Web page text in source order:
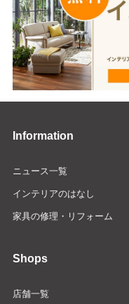
Information
ニュース一覧
インテリアのはなし
家具の修理・リフォーム
Shops
店舗一覧